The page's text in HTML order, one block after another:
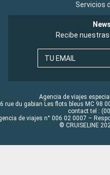
Servicios
Recibe
TU EMAIL
Agencia de viajes
rue du gabian Les flots bleus MC 98
contact tel :
de viajes n° 006 02 0007 –
© CRUISELINE